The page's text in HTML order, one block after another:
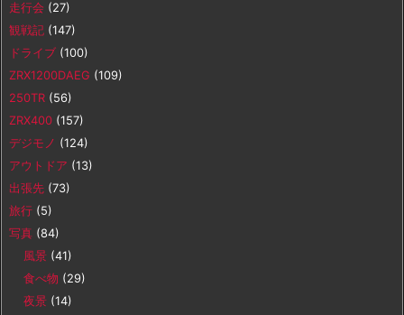
走行会 (27)
観戦記 (147)
ドライブ (100)
ZRX1200DAEG (109)
250TR (56)
ZRX400 (157)
デジモノ (124)
アウトドア (13)
出張先 (73)
旅行 (5)
写真 (84)
風景 (41)
食べ物 (29)
夜景 (14)